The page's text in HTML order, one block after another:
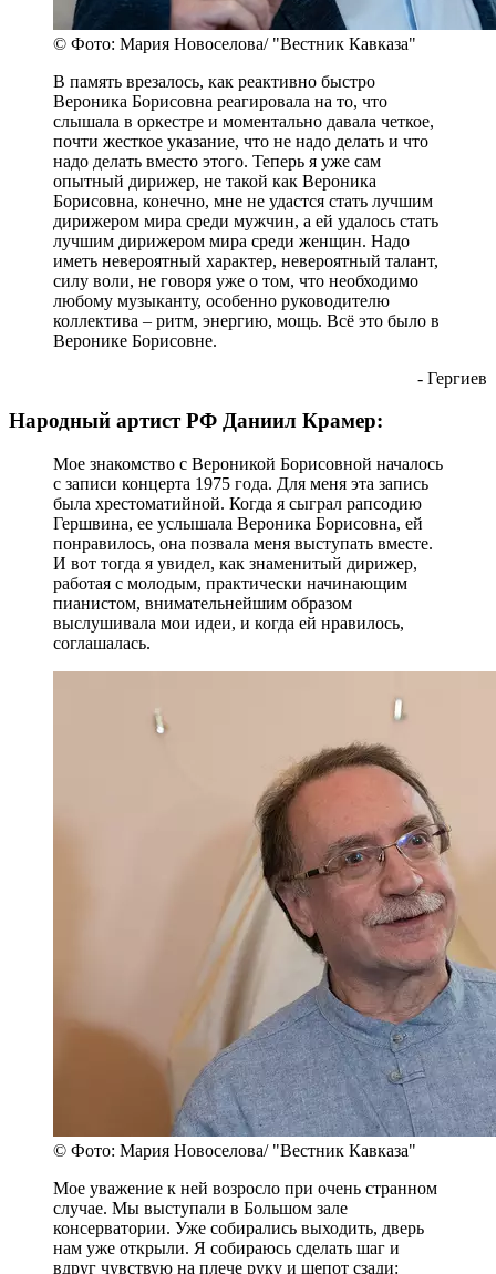
© Фото: Мария Новоселова/ "Вестник Кавказа"
В память врезалось, как реактивно быстро
Вероника Борисовна реагировала на то, что
слышала в оркестре и моментально давала четкое,
почти жесткое указание, что не надо делать и что
надо делать вместо этого. Теперь я уже сам
опытный дирижер, не такой как Вероника
Борисовна, конечно, мне не удастся стать лучшим
дирижером мира среди мужчин, а ей удалось стать
лучшим дирижером мира среди женщин. Надо
иметь невероятный характер, невероятный талант,
силу воли, не говоря уже о том, что необходимо
любому музыканту, особенно руководителю
коллектива – ритм, энергию, мощь. Всё это было в
Веронике Борисовне.
- Гергиев
Народный артист РФ Даниил Крамер:
Мое знакомство с Вероникой Борисовной началось
с записи концерта 1975 года. Для меня эта запись
была хрестоматийной. Когда я сыграл рапсодию
Гершвина, ее услышала Вероника Борисовна, ей
понравилось, она позвала меня выступать вместе.
И вот тогда я увидел, как знаменитый дирижер,
работая с молодым, практически начинающим
пианистом, внимательнейшим образом
выслушивала мои идеи, и когда ей нравилось,
соглашалась.
© Фото: Мария Новоселова/ "Вестник Кавказа"
Мое уважение к ней возросло при очень странном
случае. Мы выступали в Большом зале
консерватории. Уже собирались выходить, дверь
нам уже открыли. Я собираюсь сделать шаг и
вдруг чувствую на плече руку и шепот сзади: